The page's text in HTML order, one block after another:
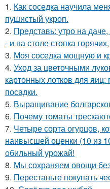
1. Как соседка научила
пушистый укроп.
2. Представь: утро на
- и на столе стопка
3. Моя соседка мощную и
4. Уход за цветочными
картонных лотков для
посадки.
5. Выращивание
6. Почему томаты
7. Четыре сорта огурцов,
наивысшей оценки (10 из
обильный урожай!
8. Мы сохраняем овощи
9. Перестаньте покупать